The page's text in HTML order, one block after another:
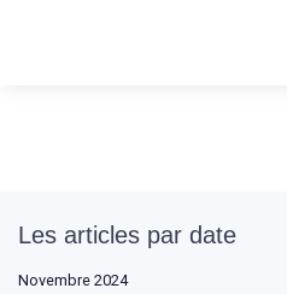
Les articles par date
Novembre 2024